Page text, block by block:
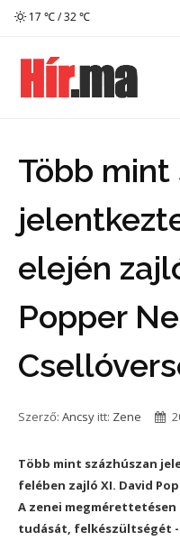
17 ℃ / 32 ℃
Több mint
elején
Popper
Szerző: Ancsy itt: Zene
Több mint százhúszan
felében zajló XI. David
A zenei
tudását, felkészültségét -